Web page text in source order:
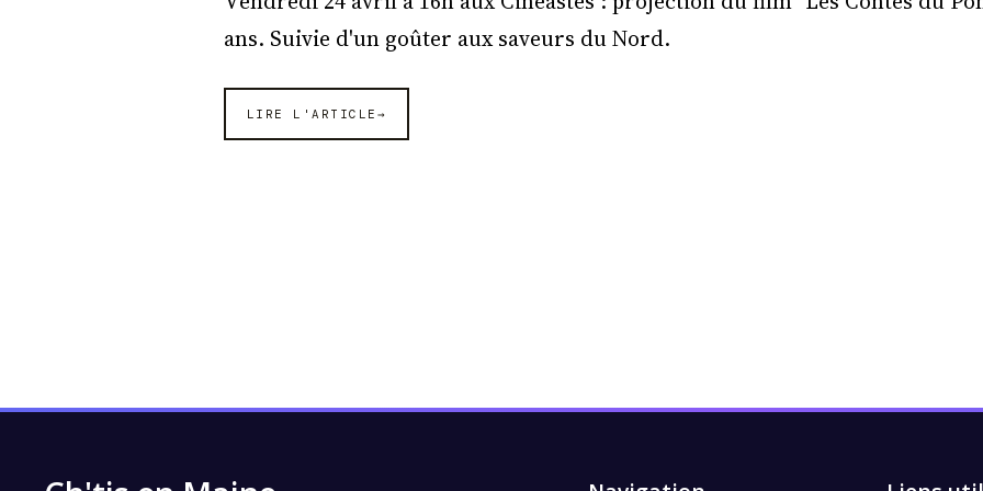
ans. Suivie d'un goûter aux saveurs du Nord.
LIRE L'ARTICLE